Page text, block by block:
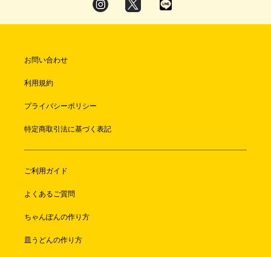
お問い合わせ
利用規約
プライバシーポリシー
特定商取引法に基づく表記
ご利用ガイド
よくあるご質問
ちゃんぽんの作り方
皿うどんの作り方